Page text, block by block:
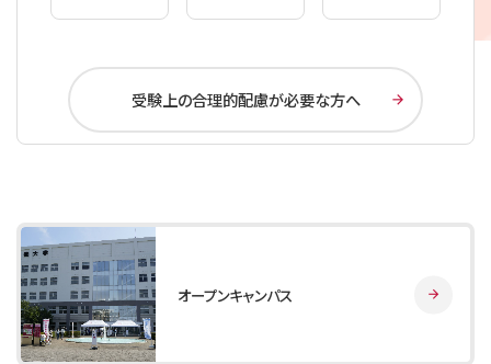
受験上の合理的配慮が必要な方へ
オープンキャンパス